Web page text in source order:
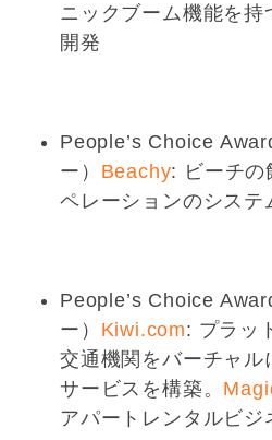
ニックブーム機能を持
開発
People’s Choice
ー） Beachy: ビーチの
ペレーションのシステ
People’s Choice
ー） Kiwi.com: プラッ
交通機関をバーチャル
サービスを構築。
アパートレンタルビジ